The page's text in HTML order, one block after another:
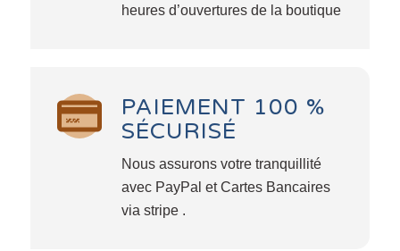
heures d’ouvertures de la boutique
PAIEMENT 100 %
SÉCURISÉ
Nous assurons votre tranquillité
avec PayPal et Cartes Bancaires
via stripe .